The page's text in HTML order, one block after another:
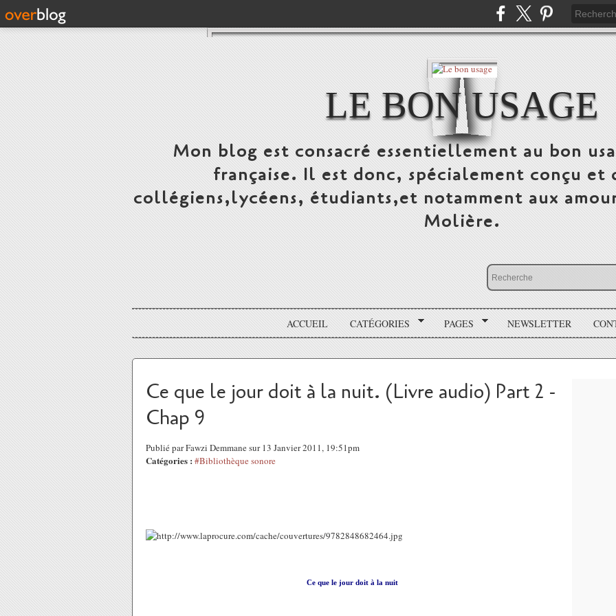
LE BON USAGE
Mon blog est consacré essentiellement au bon
française. Il est donc, spécialement conçu et
collégiens,lycéens, étudiants,et notamment aux
Molière.
ACCUEIL CATÉGORIES PAGES NEWSLETTER
Ce que le jour doit à la nuit. (Livre audio) Part 2 -
Chap 9
Publié par Fawzi Demmane sur 13 Janvier 2011, 19:51pm
Catégories : #Bibliothèque sonore
Ce que le jour doit à la nuit